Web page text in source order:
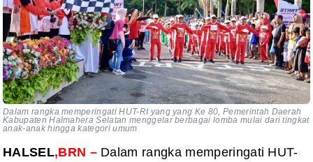
Dalam rangka memperingati HUT-RI yang yang Ke 80, Pemerintah Daerah
Kabupaten Halmahera Selatan menggelar berbagai lomba mulai dari tingkat
anak-anak hingga kategori umum
HALSEL,BRN –Dalam rangka memperingati HUT-